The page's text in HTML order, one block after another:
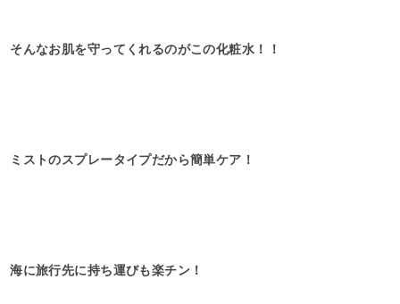
そんなお肌を守ってくれるのがこの化粧水！！
ミストのスプレータイプだから簡単ケア！
海に旅行先に持ち運びも楽チン！